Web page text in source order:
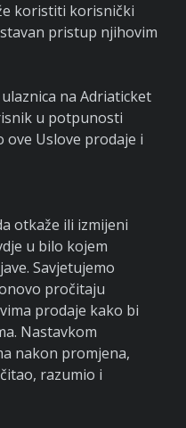
koristiti korisnički
pristup njihovim
na Adriaticket
u potpunosti
Uslove prodaje i
otkaže ili izmijeni
u bilo kojem
Savjetujemo
pročitaju
prodaje kako bi
Nastavkom
nakon promjena,
razumio i